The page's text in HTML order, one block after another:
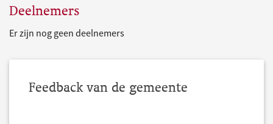
Deelnemers
Er zijn nog geen deelnemers
Feedback van de gemeente